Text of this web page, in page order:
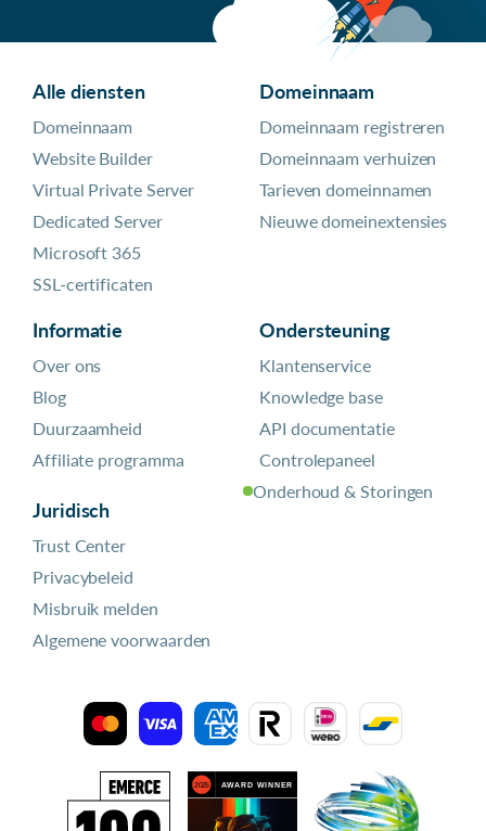
Alle diensten
Domeinnaam
Website Builder
Virtual Private Server
Dedicated Server
Microsoft 365
SSL-certificaten
Domeinnaam
Domeinnaam registreren
Domeinnaam verhuizen
Tarieven domeinnamen
Nieuwe domeinextensies
Informatie
Over ons
Blog
Duurzaamheid
Affiliate programma
Juridisch
Trust Center
Privacybeleid
Misbruik melden
Algemene voorwaarden
Ondersteuning
Klantenservice
Knowledge base
API documentatie
Controlepaneel
Onderhoud & Storingen